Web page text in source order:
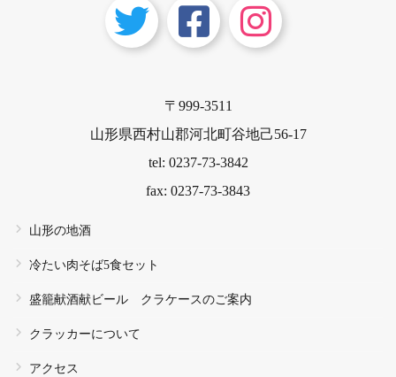
〒999-3511
山形県西村山郡河北町谷地己56-17
tel: 0237-73-3842
fax: 0237-73-3843
山形の地酒
冷たい肉そば5食セット
盛籠献酒献ビール クラケースのご案内
クラッカーについて
アクセス